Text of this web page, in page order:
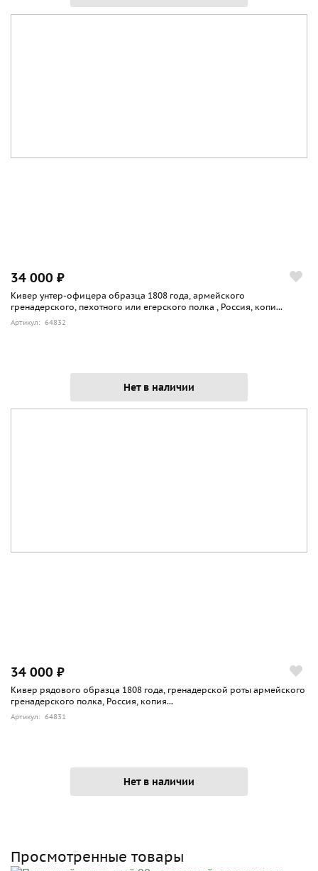
34 000 ₽
Кивер унтер-офицера образца 1808 года, армейского
гренадерского, пехотного или егерского полка , Россия, копи...
Артикул: 64832
Нет в наличии
34 000 ₽
Кивер рядового образца 1808 года, гренадерской роты армейского
гренадерского полка, Россия, копия...
Артикул: 64831
Нет в наличии
Просмотренные товары